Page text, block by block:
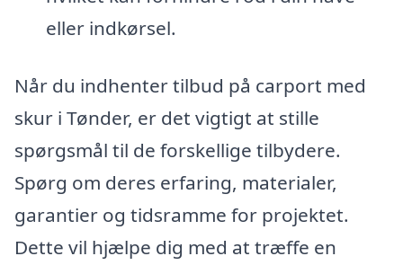
eller indkørsel.
Når du indhenter tilbud på carport med
skur i Tønder, er det vigtigt at stille
spørgsmål til de forskellige tilbydere.
Spørg om deres erfaring, materialer,
garantier og tidsramme for projektet.
Dette vil hjælpe dig med at træffe en